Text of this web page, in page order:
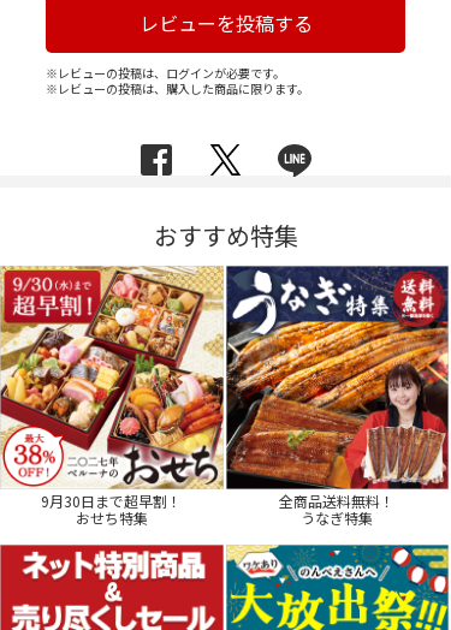
レビューを投稿する
※レビューの投稿は、ログインが必要です。
※レビューの投稿は、購入した商品に限ります。
おすすめ特集
9月30日まで超早割！
おせち特集
全商品送料無料！
うなぎ特集